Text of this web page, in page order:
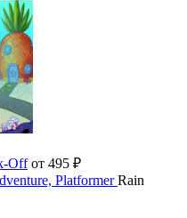
Offот 495 ₽
Platformer Rain